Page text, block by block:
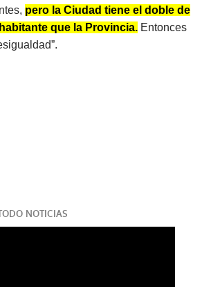
pero la Ciudad tiene el doble de
que la Provincia. Entonces